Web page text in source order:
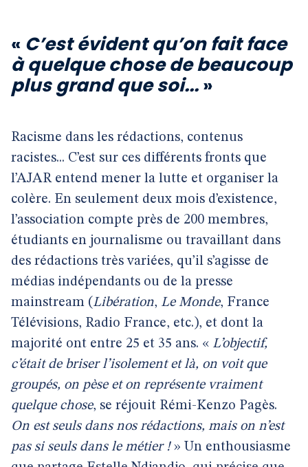
« C’est évident qu’on fait face
à quelque chose de beaucoup
plus grand que soi...»
Racisme dans les rédactions, contenus
racistes... C’est sur ces différents fronts que
l’AJAR entend mener la lutte et organiser la
colère. En seulement deux mois d’existence,
l’association compte près de 200 membres,
étudiants en journalisme ou travaillant dans
des rédactions très variées, qu’il s’agisse de
médias indépendants ou de la presse
mainstream (Libération, Le Monde, France
Télévisions, Radio France, etc.), et dont la
majorité ont entre 25 et 35 ans. « L’objectif,
c’était de briser l’isolement et là, on voit que
groupés, on pèse et on représente vraiment
quelque chose, se réjouit Rémi-Kenzo Pagès.
On est seuls dans nos rédactions, mais on n’est
pas si seuls dans le métier !» Un enthousiasme